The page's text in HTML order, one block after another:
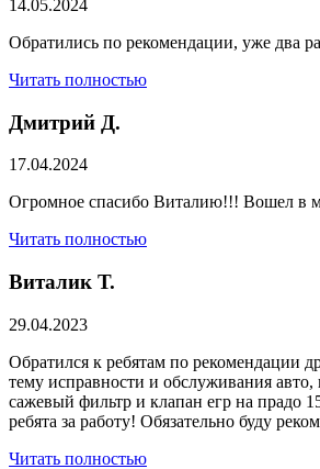
14.05.2024
Обратились по рекомендации, уже два
Читать полностью
Дмитрий Д.
17.04.2024
Огромное спасибо Виталию!!! Вошел в
Читать полностью
Виталик Т.
29.04.2023
Обратился к ребятам по рекомендации
тему исправности и обслуживания
сажевый фильтр и клапан егр на прадо
ребята за работу! Обязательно буду
Читать полностью